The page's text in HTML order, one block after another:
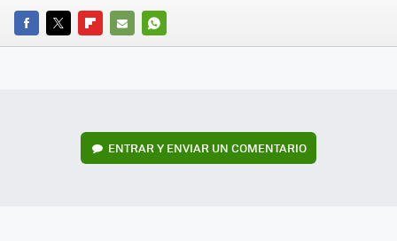
FACEBOOK
TWITTERFLIPBOARD
E-
WHATSAPP
ENTRAR Y ENVIAR UN COMENTARIO